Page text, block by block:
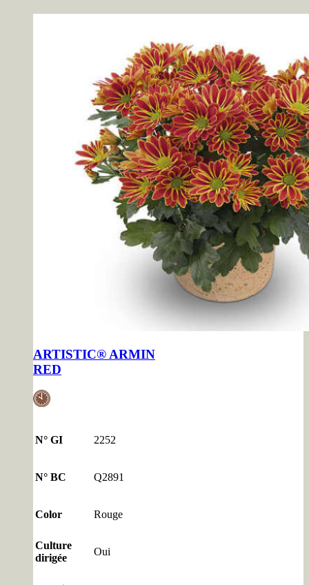
ARTISTIC® ARMIN
RED
N° GI 2252
N° BC Q2891
Color Rouge
Culture
dirigée
Oui